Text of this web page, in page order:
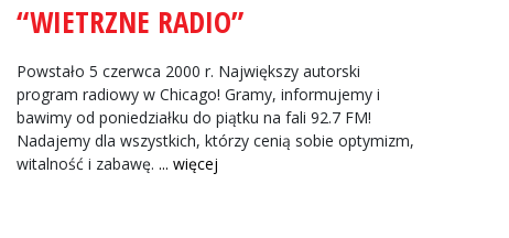
“WIETRZNE RADIO”
Powstało 5 czerwca 2000 r. Największy autorski
program radiowy w Chicago! Gramy, informujemy i
bawimy od poniedziałku do piątku na fali 92.7 FM!
Nadajemy dla wszystkich, którzy cenią sobie optymizm,
witalność i zabawę. ... więcej
Zbigniew Wojewnik: